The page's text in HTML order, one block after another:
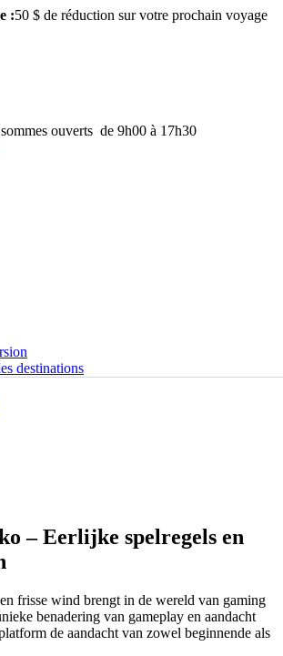
:50 $ de réduction sur votre prochain voyage
ouverts de 9h00 à 17h30
destinations
– Eerlijke spelregels en
frisse wind brengt in de wereld van gaming
benadering van gameplay en aandacht
de aandacht van zowel beginnende als